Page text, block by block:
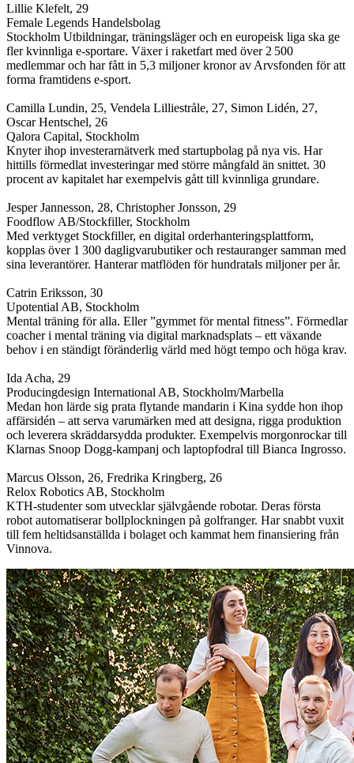
Lillie Klefelt, 29
Female Legends Handelsbolag
Stockholm Utbildningar, träningsläger och en europeisk liga ska ge
fler kvinnliga e-sportare. Växer i raketfart med över 2 500
medlemmar och har fått in 5,3 miljoner kronor av Arvsfonden för att
forma framtidens e-sport.
Camilla Lundin, 25, Vendela Lilliestråle, 27, Simon Lidén, 27,
Oscar Hentschel, 26
Qalora Capital, Stockholm
Knyter ihop investerarnätverk med startupbolag på nya vis. Har
hittills förmedlat investeringar med större mångfald än snittet. 30
procent av kapitalet har exempelvis gått till kvinnliga grundare.
Jesper Jannesson, 28, Christopher Jonsson, 29
Foodflow AB/Stockfiller, Stockholm
Med verktyget Stockfiller, en digital orderhanteringsplattform,
kopplas över 1 300 dagligvarubutiker och restauranger samman med
sina leverantörer. Hanterar matflöden för hundratals miljoner per år.
Catrin Eriksson, 30
Upotential AB, Stockholm
Mental träning för alla. Eller ”gymmet för mental fitness”. Förmedlar
coacher i mental träning via digital marknadsplats – ett växande
behov i en ständigt föränderlig värld med högt tempo och höga krav.
Ida Acha, 29
Producingdesign International AB, Stockholm/Marbella
Medan hon lärde sig prata flytande mandarin i Kina sydde hon ihop
affärsidén – att serva varumärken med att designa, rigga produktion
och leverera skräddarsydda produkter. Exempelvis morgonrockar till
Klarnas Snoop Dogg-kampanj och laptopfodral till Bianca Ingrosso.
Marcus Olsson, 26, Fredrika Kringberg, 26
Relox Robotics AB, Stockholm
KTH-studenter som utvecklar självgående robotar. Deras första
robot automatiserar bollplockningen på golfranger. Har snabbt vuxit
till fem heltidsanställda i bolaget och kammat hem finansiering från
Vinnova.